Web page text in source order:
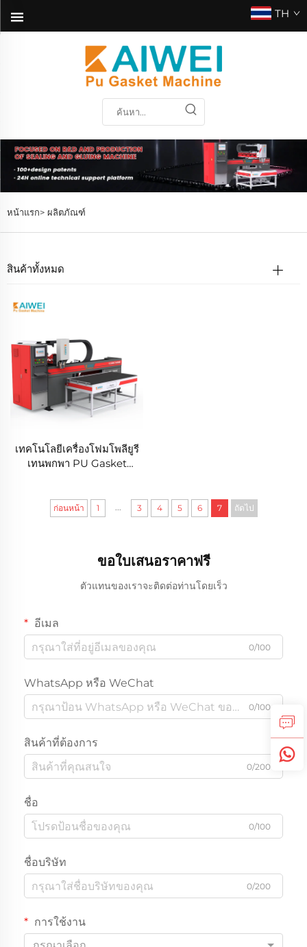
TH
หน้าแรก> ผลิตภัณฑ์
สินค้าทั้งหมด
เทคโนโลยีเครื่องโฟมโพลียูรี
เทนพกพา PU Gasket
ก่อนหน้า 1 ... 3 4 5 6 7 ถัดไป
ขอใบเสนอราคาฟรี
ตัวแทนของเราจะติดต่อท่านโดยเร็ว
อีเมล
0/100
WhatsApp หรือ WeChat
0/100
สินค้าที่ต้องการ
0/200
ชื่อ
0/100
ชื่อบริษัท
0/200
การใช้งาน